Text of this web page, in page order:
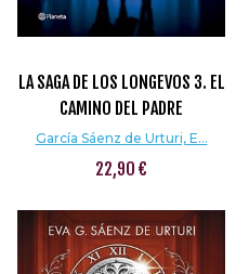
LA SAGA DE LOS LONGEVOS 3. EL
CAMINO DEL PADRE
García Sáenz de Urturi, E...
22,90 €